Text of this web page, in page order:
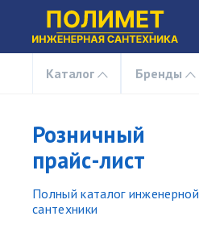
Каталог Бренды
Розничный
прайс-лист
Полный каталог инженерной
сантехники